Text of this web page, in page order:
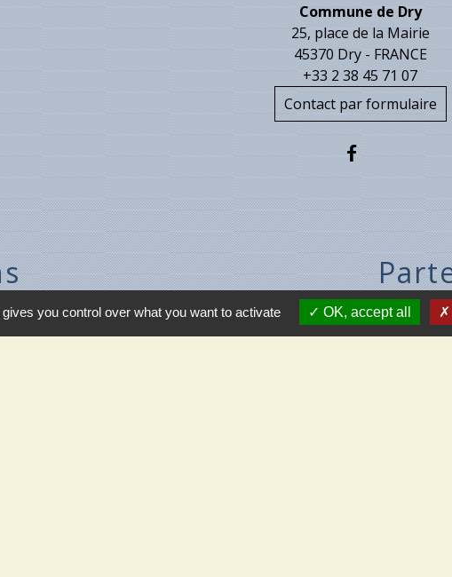
Commune de Dry
25, place de la Mairie
45370 Dry - FRANCE
+33 2 38 45 71 07
Contact par formulaire
de l'intérieur
you control over what you want to activate OK, accept all